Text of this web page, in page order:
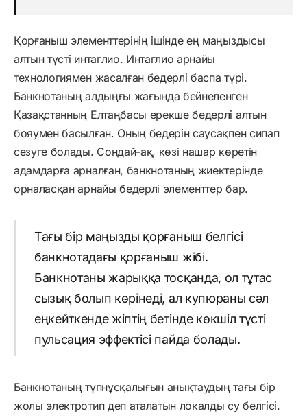
Қорғаныш элементтерінің ішінде ең маңыздысы
алтын түсті интаглио. Интаглио арнайы
технологиямен жасалған бедерлі баспа түрі.
Банкнотаның алдыңғы жағында бейнеленген
Қазақстанның Елтаңбасы ерекше бедерлі алтын
бояумен басылған. Оның бедерін саусақпен сипап
сезуге болады. Сондай-ақ, көзі нашар көретін
адамдарға арналған, банкнотаның жиектерінде
орналасқан арнайы бедерлі элементтер бар.
Тағы бір маңызды қорғаныш белгісі
банкнотадағы қорғаныш жібі.
Банкнотаны жарыққа тосқанда, ол тұтас
сызық болып көрінеді, ал купюраны сәл
еңкейткенде жіптің бетінде көкшіл түсті
пульсация эффектісі пайда болады.
Банкнотаның түпнұсқалығын анықтаудың тағы бір
жолы электротип деп аталатын локалды су белгісі.